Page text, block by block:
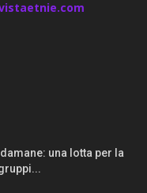
una lotta per la